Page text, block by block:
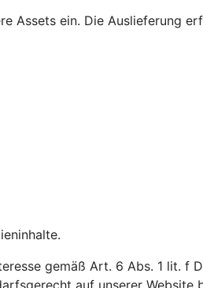
Assets ein. Die Auslieferung
gemäß Art. 6 Abs. 1 lit. f
auf unserer Website